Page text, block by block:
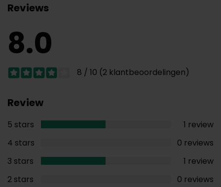
Reviews
8.0
8 / 10 (2 klantbeoordelingen)
Review
5 stars
1 review
4 stars
0 reviews
3 stars
1 review
2 stars
0 reviews